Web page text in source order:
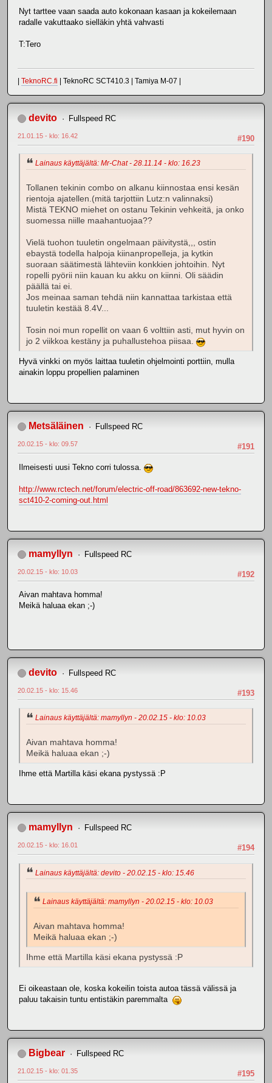
Nyt tarttee vaan saada auto kokonaan kasaan ja kokeilemaan
radalle vakuttaako sielläkin yhtä vahvasti
T:Tero
| TeknoRC.fi | TeknoRC SCT410.3 | Tamiya M-07 |
devito Fullspeed RC
#190
21.01.15 - klo: 16.42
Lainaus käyttäjältä: Mr-Chat - 28.11.14 - klo: 16.23
Tollanen tekinin combo on alkanu kiinnostaa ensi kesän
rientoja ajatellen.(mitä tarjottiin Lutz:n valinnaksi)
Mistä TEKNO miehet on ostanu Tekinin vehkeitä, ja onko
suomessa niille maahantuojaa??
Vielä tuohon tuuletin ongelmaan päivitystä,,, ostin
ebaystä todella halpoja kiinanpropelleja, ja kytkin
suoraan säätimestä lähteviin konkkien johtoihin. Nyt
ropelli pyörii niin kauan ku akku on kiinni. Oli säädin
päällä tai ei.
Jos meinaa saman tehdä niin kannattaa tarkistaa että
tuuletin kestää 8.4V...
Tosin noi mun ropellit on vaan 6 volttiin asti, mut hyvin on
jo 2 viikkoa kestäny ja puhallustehoa piisaa.
Hyvä vinkki on myös laittaa tuuletin ohjelmointi porttiin, mulla
ainakin loppu propellien palaminen
Metsäläinen Fullspeed RC
#191
20.02.15 - klo: 09.57
Ilmeisesti uusi Tekno corri tulossa.
http://www.rctech.net/forum/electric-off-road/863692-new-tekno-
sct410-2-coming-out.html
mamyllyn Fullspeed RC
#192
20.02.15 - klo: 10.03
Aivan mahtava homma!
Meikä haluaa ekan ;-)
devito Fullspeed RC
#193
20.02.15 - klo: 15.46
Lainaus käyttäjältä: mamyllyn - 20.02.15 - klo: 10.03
Aivan mahtava homma!
Meikä haluaa ekan ;-)
Ihme että Martilla käsi ekana pystyssä :P
mamyllyn Fullspeed RC
#194
20.02.15 - klo: 16.01
Lainaus käyttäjältä: devito - 20.02.15 - klo: 15.46
Lainaus käyttäjältä: mamyllyn - 20.02.15 - klo: 10.03
Aivan mahtava homma!
Meikä haluaa ekan ;-)
Ihme että Martilla käsi ekana pystyssä :P
Ei oikeastaan ole, koska kokeilin toista autoa tässä välissä ja
paluu takaisin tuntu entistäkin paremmalta
Bigbear Fullspeed RC
#195
21.02.15 - klo: 01.35